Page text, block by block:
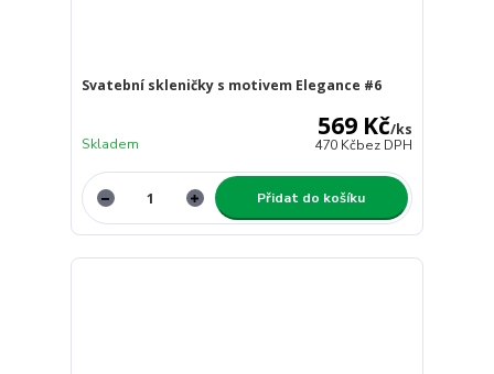
Svatební skleničky s motivem Elegance #6
569 Kč/ks
470 Kčbez DPH
Skladem
Přidat do košíku